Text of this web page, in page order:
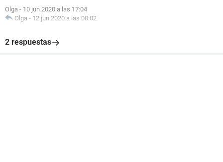
Olga - 10 jun 2020 a las 17:04
Olga - 12 jun 2020 a las 00:02
2 respuestas